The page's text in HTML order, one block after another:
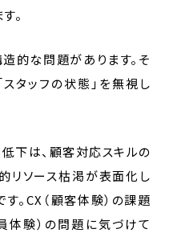
。
的な問題があります。そ
タッフの状態」を無視し
下は、顧客対応スキルの
リソース枯渇が表面化し
。CX（顧客体験）の課題
体験）の問題に気づけて